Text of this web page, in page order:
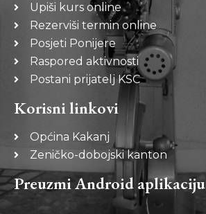
Upiši kurs online
Rezerviši termin online
Posjeti Ponijere
Raspored aktivnosti
Postani prijatelj KSC
Korisni linkovi
Općina Kakanj
Zeničko-dobojski kanton
Preuzmi Android aplikaciju